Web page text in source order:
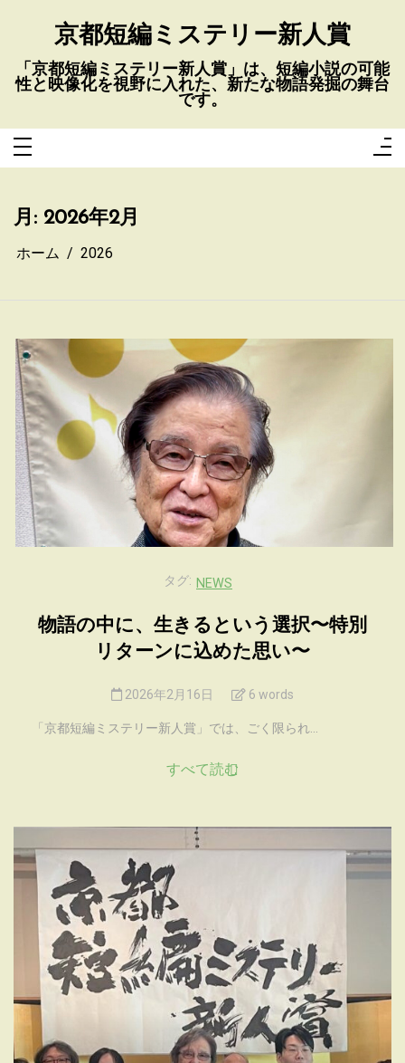
京都短編ミステリー新人賞
「京都短編ミステリー新人賞」は、短編小説の可能
性と映像化を視野に入れた、新たな物語発掘の舞台
です。
月: 2026年2月
ホーム 2026
タグ: NEWS
物語の中に、生きるという選択〜特別
リターンに込めた思い〜
2026年2月16日 6 words
「京都短編ミステリー新人賞」では、ごく限られ...
すべて読む